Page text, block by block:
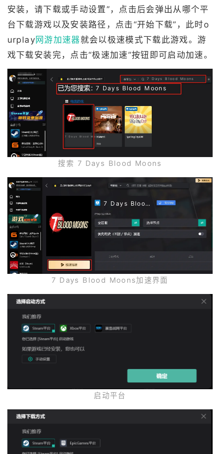
安装，请下载或手动设置”，点击后会弹出从哪个平
台下载游戏以及安装路径，点击“开始下载”，此时o
urplay网游加速器就会以极速模式下载此游戏。游
戏下载安装完，点击“极速加速”按钮即可启动加速。
7 Days Blood Moons
7 Days Blood Moons
7 Days Blood Moons
搜索 7 Days Blood Moons
7 Days Blood Moons
7 Days Blood Moons加速界面
启动平台